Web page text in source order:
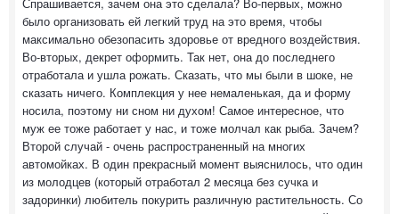
было организовать ей легкий труд на это время, чтобы
максимально обезопасить здоровье от вредного воздействия.
Во-вторых, декрет оформить. Так нет, она до последнего
отработала и ушла рожать. Сказать, что мы были в шоке, не
сказать ничего. Комплекция у нее немаленькая, да и форму
носила, поэтому ни сном ни духом! Самое интересное, что
муж ее тоже работает у нас, и тоже молчал как рыба. Зачем?
Второй случай - очень распространенный на многих
автомойках. В один прекрасный момент выяснилось, что один
из молодцев (который отработал 2 месяца без сучка и
задоринки) любитель покурить различную растительность. Со